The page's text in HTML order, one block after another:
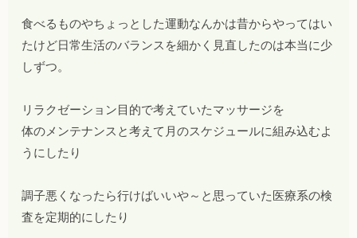
食べるものやちょっとした運動なんかは昔からやってはい
たけど日常生活のバランスを細かく見直したのは本当に少
しずつ。
リラクゼーション目的で考えていたマッサージを
体のメンテナンスと考えて月のスケジュールに組み込むよ
うにしたり
調子悪くなったら行けばいいや～と思っていた医療系の検
査を定期的にしたり